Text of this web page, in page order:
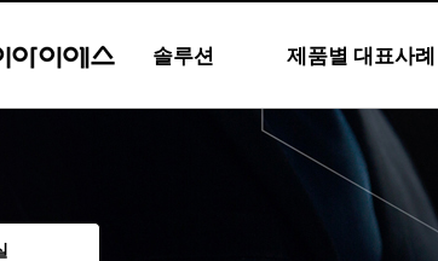
솔루션 제품별 대표사례